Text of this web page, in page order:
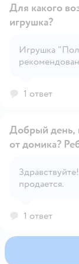
Для какого
игрушка?
Игрушка
1 ответ
Добрый день,
от домика?
продается.
1 ответ